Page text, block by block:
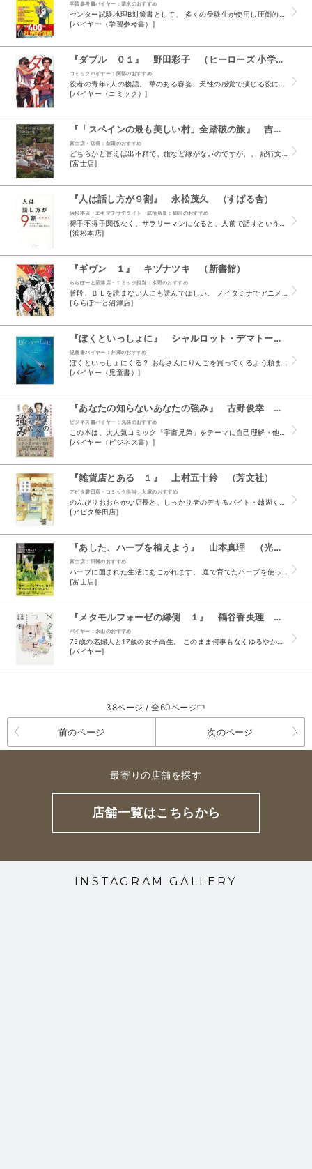
学習参考書バイヤー：清水のおすすめ
センター試験地理B対策書として、 多くの受験生が使用し圧倒的支持を得てきた 「センター地理Bの点数が面白いほどとれる本」の 共通テスト版が発売されました。 項目ごとにテーマが冒頭に表示されてい...
[バイヤー（学習参考書）]
『ダブル ０１』 野田彩子 （ヒーローズ 小学館クリエイティブ）
コミックバイヤー：阿部のおすすめ
役者の青年2人の物語。 華のある容姿、天性の感覚で演じる役に入り込む多家良青年と彼に演劇のノウハウを教え その天賦の才能に気付き、自分に絶望し、でも彼に惹き込まれて必死に彼を支える鴨島青年の物...
[バイヤー（コミック）]
『「スペインの最も美しい村」全踏破の旅』 吉村和敏 （講談社）
富士店・店長：柴田のおすすめ
どちらかと言えば出不精で、旅など縁がないのですが、、 紀行文や、美しい景色の写真集などを見るのが大好きです。 いつかは旅行に行ってやる！と思いながらも、 毎回部屋でゴロゴロとする休日を過ごして...
[富士店]
『人は話し方が９割』 永松茂久 （すばる舎）
浜松本店・エキマチサテライト 統括店長：細川のおすすめ
得手不得手関係なく、サラリーマンになると、人前で話すということは避けられません。 私も正直得意だとは思ってもいませんが、仕事柄、毎日の朝礼や、スタッフへの指示、関係先との会話等、 毎日何某かを...
[浜松本店]
『ギヴン １』 キヅナツキ （新書館）
ららぽーと沼津店・コミック担当：水野のおすすめ
普段、ＢＬを読まない人にも読んでほしい。 ノイタミナでアニメ化し、コロナで延期していましたが、映画の公開が8/22に決定したこちらのコミック。 男子高校生二人の甘酸っぱい恋愛と、男子大学生、大...
[ららぽーと沼津店]
『ぼくといっしょに』 シャルロット・デマトーン 野坂悦子 （ブロンズ新社）
児童書バイヤー：井澤のおすすめ
ぼくといっしょにくる？ お母さんにりんごを買ってくるよう頼まれたぼくの「みち」はとっても危険がいっぱい！ ドラゴンや大男が住んでる世界で一番怖い森、人食いザメがひそむ世界で一番深い海、そしてわ...
[バイヤー（児童書）]
『あなたの知らないあなたの強み』 古野俊幸 （日経ＢＰ 日経ＢＰマーケティング）
ビジネス書バイヤー：丸林のおすすめ
この本は、大人気コミック「宇宙兄弟」をテーマに自己理解・他者理解を深めて 自分を活かす方法を身につけようという内容です。 本書が提唱している「FSS理論」 「凝縮性」「受容性」「弁別性」「拡散...
[バイヤー（ビジネス書）]
『雑貨店とある １』 上村五十鈴 （芳文社）
アピタ磐田店・コミック担当：大塚のおすすめ
のんびりおおらかな店長と、しっかり者のデキるバイト・越湖くんの二人が迎えてくれる癒しの空間【雑貨店とある】。 自然素材の手作りの品が並ぶ雑貨店に併設されたカフェスペース。 古民家の雑貨店のカフ...
[アピタ磐田店]
『あした、ハーブを植えよう』 山本真理 （光村推古書院）
富士店：田雜のおすすめ
ハーブに囲まれた生活にあこがれます。 庭で育てたハーブを使ってお茶を入れたり、お料理したり、アロマでリラックスしたり…と、あこがれていると言っても、正直私の貧弱な知識だと、このく...
[富士店]
『メタモルフォーゼの縁側 １』 鶴谷香央理 （KADOKAWA）
バイヤー：永山のおすすめ
75歳の老婦人と17歳の女子高生。 このまま何事もなくゆるやかに日々をすごしていくのかしらと、諦めとも達観とも似ているようで違う日常にするりと入り込んできた、小さくも大切な「何か」&helli...
[バイヤー]
38ページ / 全60ページ中
前のページ 次のページ
最寄りの店舗を探す
店舗一覧はこちらから
INSTAGRAM GALLERY